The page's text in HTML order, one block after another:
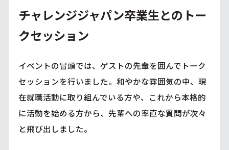
チャレンジジャパン卒業生とのトー
クセッション
イベントの冒頭では、ゲストの先輩を囲んでトーク
セッションを行いました。和やかな雰囲気の中、現
在就職活動に取り組んでいる方や、これから本格的
に活動を始める方から、先輩への率直な質問が次々
と飛び出しました。